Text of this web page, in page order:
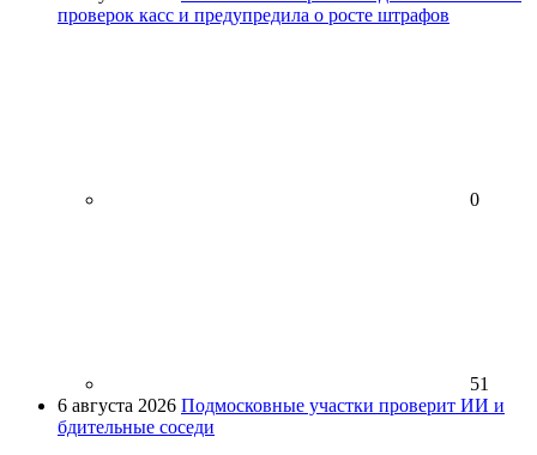
проверок касс и предупредила о росте штрафов
0
51
6 августа 2026 Подмосковные участки проверит ИИ и
бдительные соседи